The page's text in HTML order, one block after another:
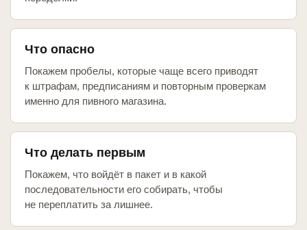
Что опасно
Покажем пробелы, которые чаще всего приводят
к штрафам, предписаниям и повторным проверкам
именно для пивного магазина.
Что делать первым
Покажем, что войдёт в пакет и в какой
последовательности его собирать, чтобы
не переплатить за лишнее.